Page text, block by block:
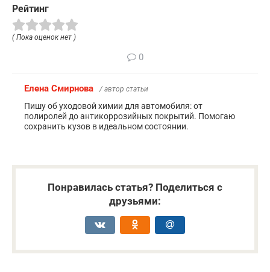
Рейтинг
( Пока оценок нет )
0
Елена Смирнова / автор статьи
Пишу об уходовой химии для автомобиля: от
полиролей до антикоррозийных покрытий. Помогаю
сохранить кузов в идеальном состоянии.
Понравилась статья? Поделиться с
друзьями: